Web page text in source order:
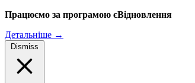
Працюємо за програмою єВідновлення
Детальніше →
Dismiss